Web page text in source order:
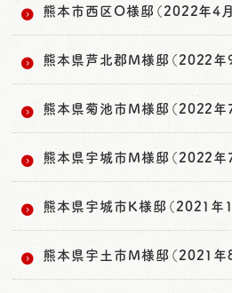
熊本市西区O様邸（2022年4月
熊本県芦北郡M様邸（2022年
熊本県菊池市M様邸（2022年
熊本県宇城市M様邸（2022年
熊本県宇城市K様邸（2021年
熊本県宇土市M様邸（2021年